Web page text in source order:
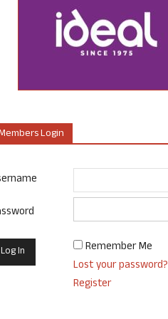
Login
Remember Me
Lost your password?
Register